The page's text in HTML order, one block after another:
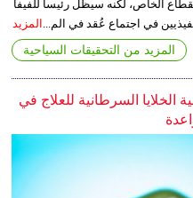
الخاص، لكنه سيظل رئيساً للفيفا
في اجتماع عُقد في الم...
المزيد
المزيد من التحقيقات السياحية
السرطانية للعلاج في